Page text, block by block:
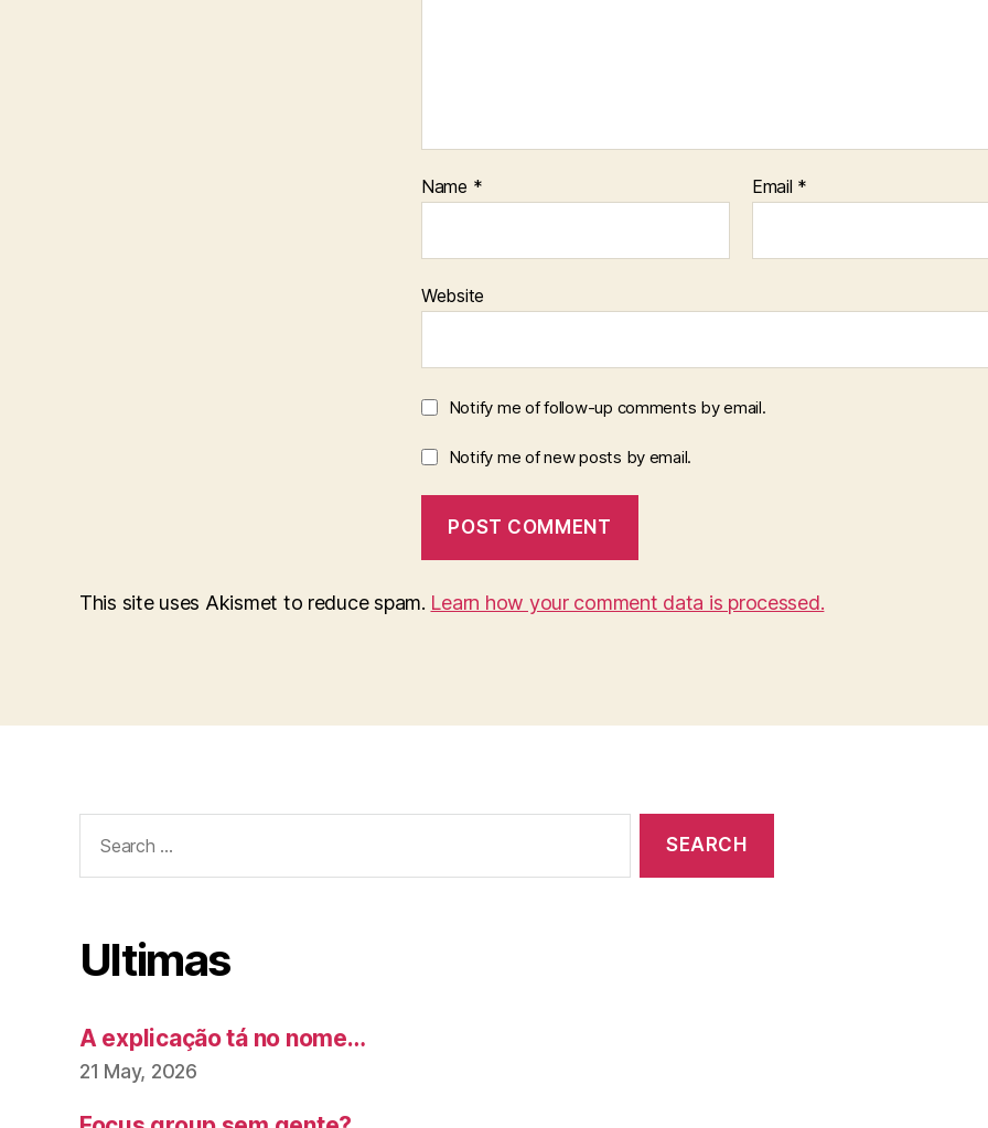
Name * Email *
Website
Notify me of follow-up comments by email.
Notify me of new posts by email.
This site uses Akismet to reduce spam. Learn how your comment data is processed.
for:
Ultimas
A explicação tá no nome…
21 May, 2026